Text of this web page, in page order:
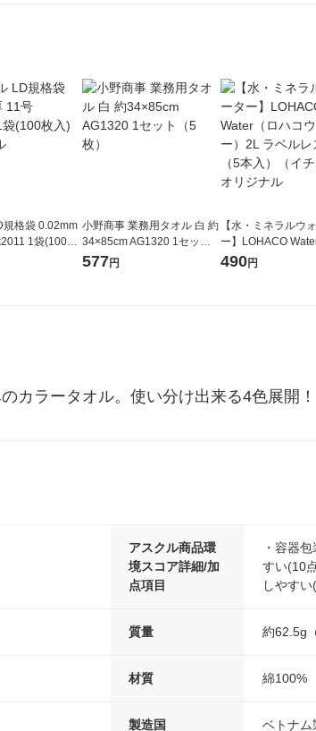
規格袋 0.02mm
1袋(100枚
小野商事 業務用タオル 白 約
34×85cm AG1320 1セット
（5枚）
577円
【水・ミネラルウ
ー】LOHACO
コウォーター）2L
490円
カラータオル。使い分け出来る4色展開！
アスクル商品環
境スコア詳細/加
点項目
・容器
すい(10
しやすい
質量 約62.5g
材質 綿100%
製造国 ベトナム